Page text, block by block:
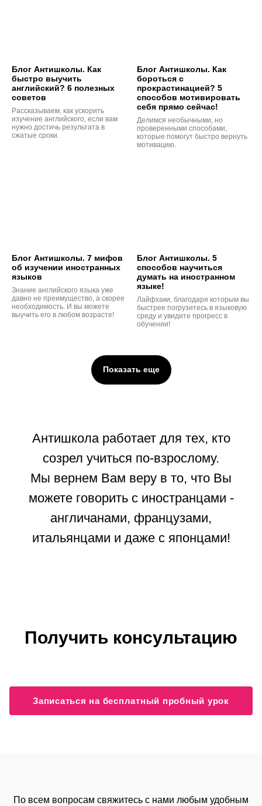
Блог Антишколы. Как
быстро выучить
английский? 6 полезных
советов
Рассказываем, как ускорить
изучение английского, если вам
нужно достичь результата в
сжатые сроки.
Блог Антишколы. Как
бороться с
прокрастинацией? 5
способов мотивировать
себя прямо сейчас!
Делимся необычными, но
проверенными способами,
которые помогут быстро вернуть
мотивацию.
Блог Антишколы. 7 мифов
об изучении иностранных
языков
Знание английского языка уже
давно не преимущество, а скорее
необходимость. И вы можете
выучить его в любом возрасте!
Блог Антишколы. 5
способов научиться
думать на иностранном
языке!
Лайфхаки, благодаря которым вы
быстрее погрузитесь в языковую
среду и увидите прогресс в
обучении!
Показать еще
Антишкола работает для тех, кто
созрел учиться по-взрослому.
Мы вернем Вам веру в то, что Вы
можете говорить с иностранцами -
англичанами, французами,
итальянцами и даже с японцами!
Получить консультацию
Записаться на бесплатный пробный урок
По всем вопросам свяжитесь с нами любым удобным